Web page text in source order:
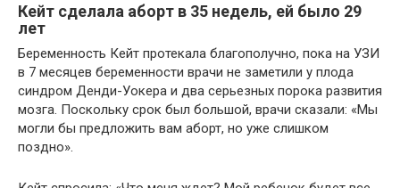
Кейт сделала аборт в 35 недель, ей было 29
лет
Беременность Кейт протекала благополучно, пока на УЗИ
в 7 месяцев беременности врачи не заметили у плода
синдром Денди-Уокера и два серьезных порока развития
мозга. Поскольку срок был большой, врачи сказали: «Мы
могли бы предложить вам аборт, но уже слишком
поздно».